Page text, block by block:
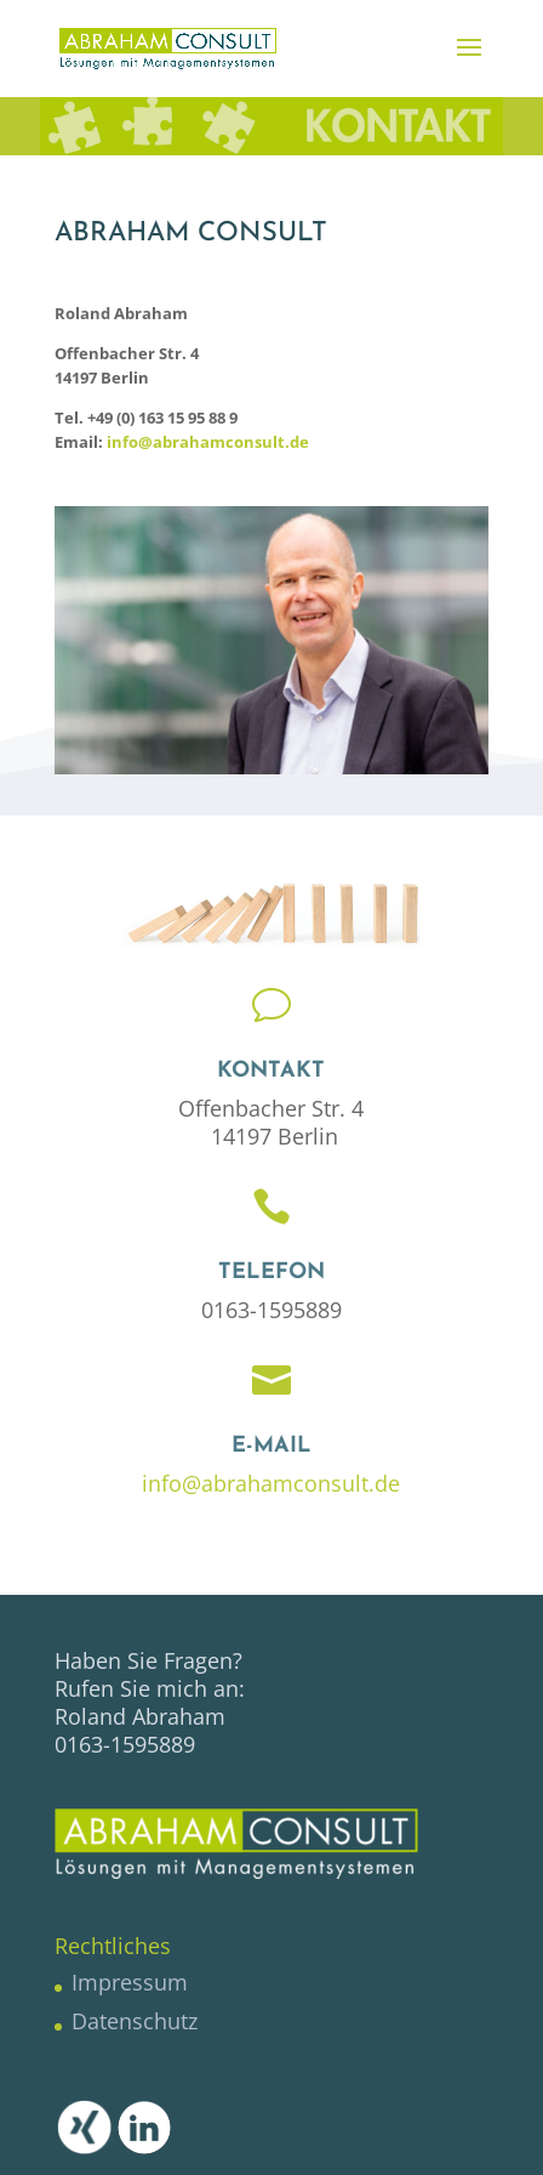
ABRAHAM CONSULT
Roland Abraham
Offenbacher Str. 4
14197 Berlin
Tel. +49 (0) 163 15 95 88 9
Email: info@abrahamconsult.de
v
KONTAKT
Offenbacher Str. 4
14197 Berlin

TELEFON
0163-1595889

E-MAIL
info@abrahamconsult.de
Haben Sie Fragen?
Rufen Sie mich an:
Roland Abraham
0163-1595889
Rechtliches
Impressum
Datenschutz